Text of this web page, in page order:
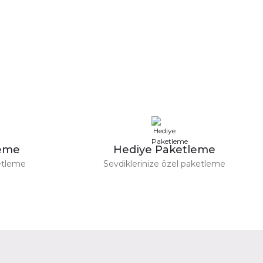
Hediye Paketleme
Sevdiklerinize özel paketleme